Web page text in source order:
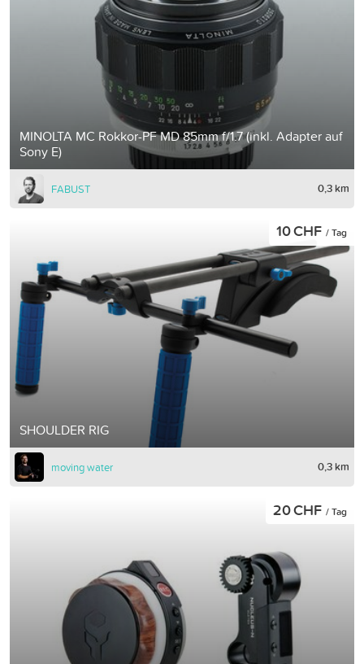
MINOLTA MC Rokkor-PF MD 85mm f/1.7 (inkl. Adapter auf
Sony E)
FABUST 0,3 km
SHOULDER RIG
10 CHF / Tag
moving water 0,3 km
20 CHF / Tag